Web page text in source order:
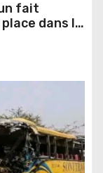
fait
dans le